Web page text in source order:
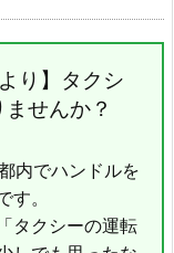
り】タクシ
せんか？
内でハンドルを
す。
タクシーの運転